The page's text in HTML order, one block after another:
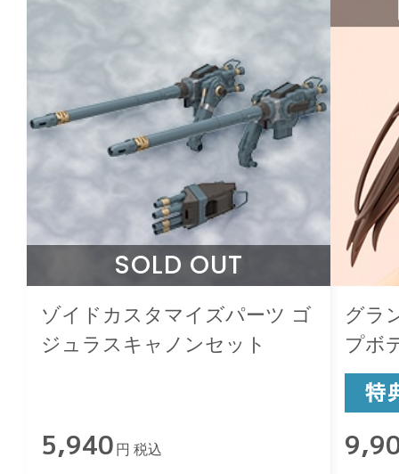
SOLD OUT
ゾイドカスタマイズパーツ ゴ
ジュラスキャノンセット
5,940 円 税込
グラ
プボ